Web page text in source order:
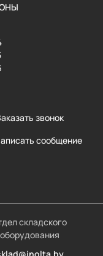
звонок
сообщение
складского
оборудования